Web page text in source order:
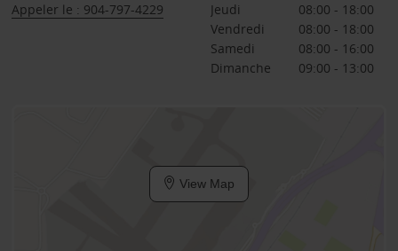
Appeler le : 904-797-4229
Jeudi
08:00 - 18:00
Vendredi
08:00 - 18:00
Samedi
08:00 - 16:00
Dimanche
09:00 - 13:00
View Map